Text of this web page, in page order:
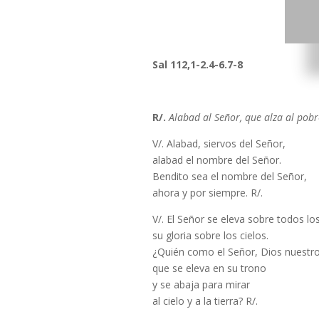
Sal 112,1-2.4-6.7-8
R/. Alabad al Señor, que alza al
V/. Alabad, siervos del Señor,
alabad el nombre del Señor.
Bendito sea el nombre del Señor,
ahora y por siempre. R/.
V/. El Señor se eleva sobre todos
su gloria sobre los cielos.
¿Quién como el Señor, Dios
que se eleva en su trono
y se abaja para mirar
al cielo y a la tierra? R/.